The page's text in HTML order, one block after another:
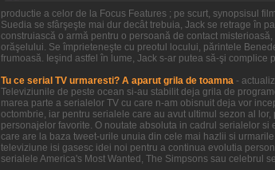
productie a celor de la Focus Features ; pe scurt, synopsisul
Suedia se sfârşeşte mai dur decât trebuia, Jack se retrage în
construiască o armă pentru o persoană de contact
orăşelului. Se împrieteneşte cu preotul locului, părintele
frumoasă. Ieşind astfel în lume, Jack s-ar putea să-şi complice
Tu ce serial TV urmaresti? A aparut grila de toamna -
Televiziunile de peste ocean si-au stabilit deja grila de
marea parte a serialelor TV cu care n-am obisnuit deja vor
octombrie, iar pentru serialele care au avut ultimul sezon al
personajelor favorite. O noutate absoluta in cadrul serialelor
care are la baza tweet-urile unuia din cele mai hazlii si
televiziune isi gasesc idei noi pentru a continua evolutia
serialele America's Most Wanted, The Simpsons sau celebrul